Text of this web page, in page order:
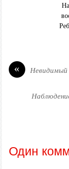
« Невидимый
Один